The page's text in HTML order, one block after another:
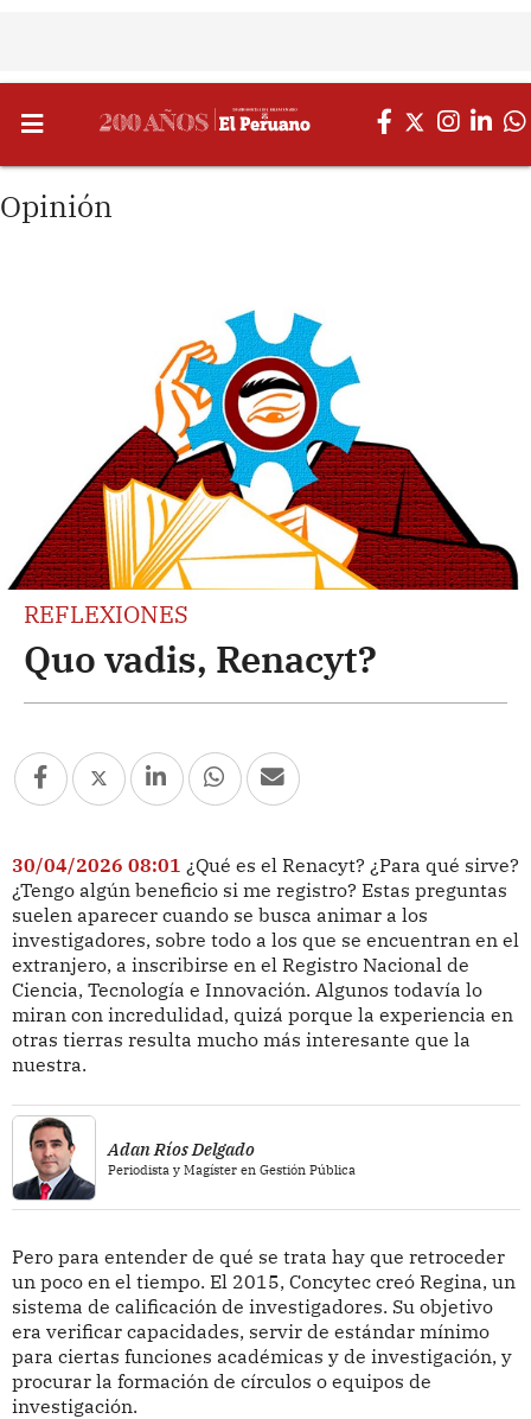
Opinión
REFLEXIONES
Quo vadis, Renacyt?
30/04/2026 08:01 ¿Qué es el Renacyt? ¿Para qué sirve?
¿Tengo algún beneficio si me registro? Estas preguntas
suelen aparecer cuando se busca animar a los
investigadores, sobre todo a los que se encuentran en el
extranjero, a inscribirse en el Registro Nacional de
Ciencia, Tecnología e Innovación. Algunos todavía lo
miran con incredulidad, quizá porque la experiencia en
otras tierras resulta mucho más interesante que la
nuestra.
Adan Ríos Delgado
Periodista y Magíster en Gestión Pública
Pero para entender de qué se trata hay que retroceder
un poco en el tiempo. El 2015, Concytec creó Regina, un
sistema de calificación de investigadores. Su objetivo
era verificar capacidades, servir de estándar mínimo
para ciertas funciones académicas y de investigación, y
procurar la formación de círculos o equipos de
investigación.